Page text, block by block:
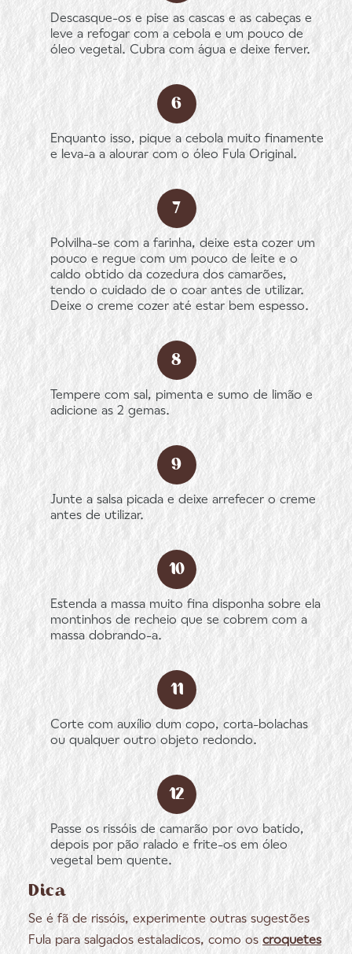
Descasque-os e pise as cascas e as cabeças e
leve a refogar com a cebola e um pouco de
óleo vegetal. Cubra com água e deixe ferver.
Enquanto isso, pique a cebola muito finamente
e leva-a a alourar com o óleo Fula Original.
Polvilha-se com a farinha, deixe esta cozer um
pouco e regue com um pouco de leite e o
caldo obtido da cozedura dos camarões,
tendo o cuidado de o coar antes de utilizar.
Deixe o creme cozer até estar bem espesso.
Tempere com sal, pimenta e sumo de limão e
adicione as 2 gemas.
Junte a salsa picada e deixe arrefecer o creme
antes de utilizar.
Estenda a massa muito fina disponha sobre ela
montinhos de recheio que se cobrem com a
massa dobrando-a.
Corte com auxílio dum copo, corta-bolachas
ou qualquer outro objeto redondo.
Passe os rissóis de camarão por ovo batido,
depois por pão ralado e frite-os em óleo
vegetal bem quente.
Dica
Se é fã de rissóis, experimente outras sugestões
Fula para salgados estaladicos, como os croquetes